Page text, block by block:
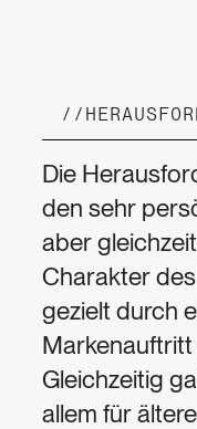
//
Die
den sehr
aber
Charakter
gezielt durch
Markenauftritt
Gleichzeitig
allem für